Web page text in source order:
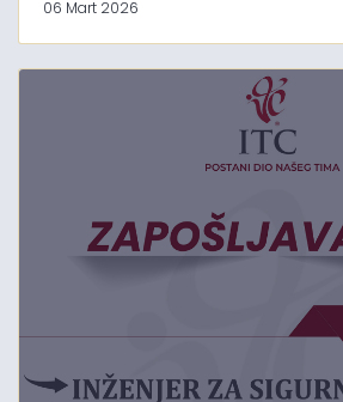
06 Mart 2026